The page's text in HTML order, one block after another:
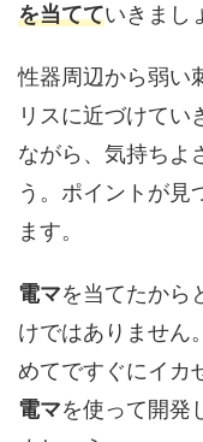
を当てていきまし
性器周辺から弱い
リスに近づけてい
ながら、気持ちよ
う。ポイントが見
ます。
電マを当てたから
けではありません
めてですぐにイカ
電マを使って開発